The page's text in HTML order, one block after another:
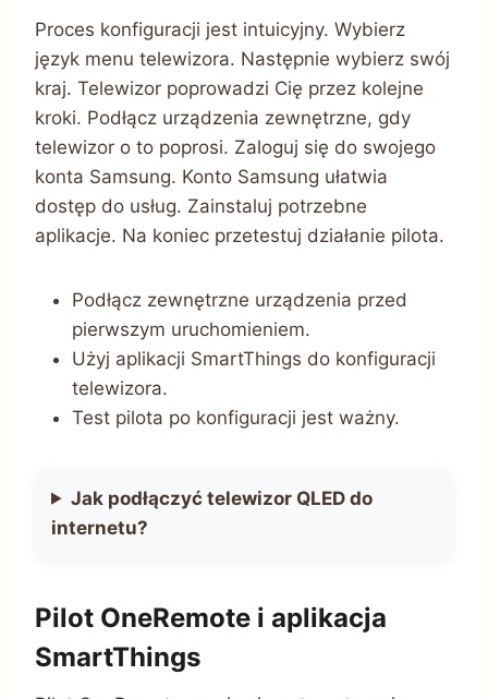
Proces konfiguracji jest intuicyjny. Wybierz
język menu telewizora. Następnie wybierz swój
kraj. Telewizor poprowadzi Cię przez kolejne
kroki. Podłącz urządzenia zewnętrzne, gdy
telewizor o to poprosi. Zaloguj się do swojego
konta Samsung. Konto Samsung ułatwia
dostęp do usług. Zainstaluj potrzebne
aplikacje. Na koniec przetestuj działanie pilota.
Podłącz zewnętrzne urządzenia przed
pierwszym uruchomieniem.
Użyj aplikacji SmartThings do konfiguracji
telewizora.
Test pilota po konfiguracji jest ważny.
Jak podłączyć telewizor QLED do
internetu?
Pilot OneRemote i aplikacja
SmartThings